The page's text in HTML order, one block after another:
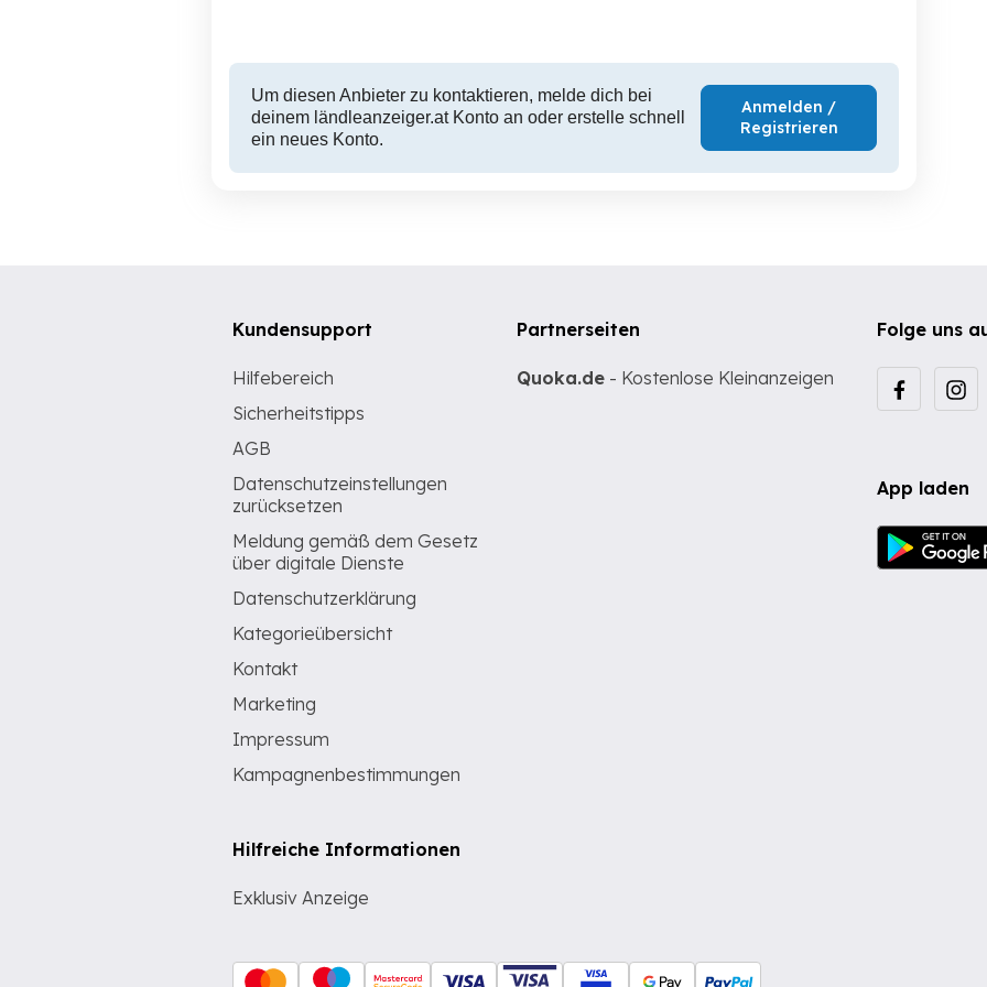
Um diesen Anbieter zu kontaktieren, melde dich bei
deinem ländleanzeiger.at Konto an oder erstelle schnell
ein neues Konto.
Anmelden /
Registrieren
Folge uns
App laden
Kundensupport
Hilfebereich
Sicherheitstipps
AGB
Datenschutzeinstellungen
zurücksetzen
Meldung gemäß dem Gesetz
über digitale Dienste
Datenschutzerklärung
Kategorieübersicht
Kontakt
Marketing
Impressum
Kampagnenbestimmungen
Hilfreiche Informationen
Exklusiv Anzeige
Partnerseiten
Quoka.de - Kostenlose Kleinanzeigen